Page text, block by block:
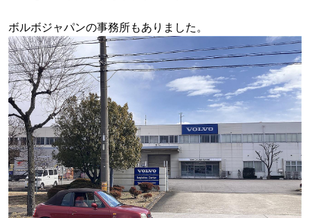
ボルボジャパンの事務所もありました。